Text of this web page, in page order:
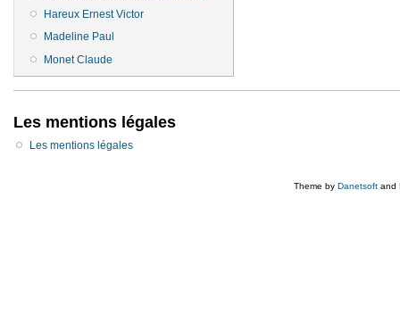
Hareux Ernest Victor
Madeline Paul
Monet Claude
Les mentions légales
Les mentions légales
Theme by Danetsoft and